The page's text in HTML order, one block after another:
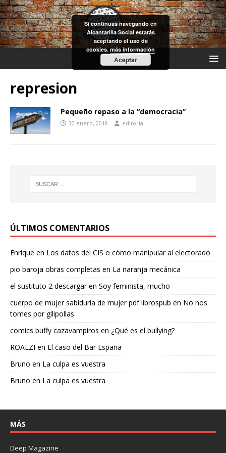
represion
Pequeño repaso a la “democracia”
30 enero, 2018 editorial
ÚLTIMOS COMENTARIOS
Enrique en Los datos del CIS o cómo manipular al electorado
pio baroja obras completas en La naranja mecánica
el sustituto 2 descargaren Soy feminista, mucho
cuerpo de mujer sabiduria de mujer pdf librospub en No nos
tomes por gilipollas
comics buffy cazavampiros en ¿Qué es el bullying?
ROALZI en El caso del Bar España
Bruno en La culpa es vuestra
Bruno en La culpa es vuestra
MÁS
Deep Magazine
Si continuas navegando en
Alcantarilla Social estarás
aceptando el uso de
cookies.más información
Aceptar